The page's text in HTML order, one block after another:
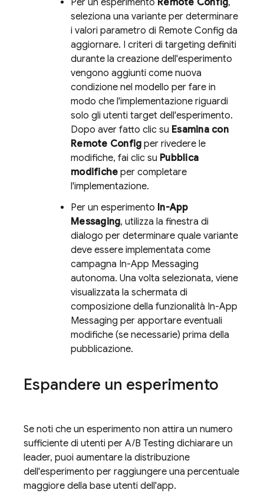
Per un esperimento Remote Config,
seleziona una variante per determinare
i valori parametro di Remote Config da
aggiornare. I criteri di targeting definiti
durante la creazione dell'esperimento
vengono aggiunti come nuova
condizione nel modello per fare in
modo che l'implementazione riguardi
solo gli utenti target dell'esperimento.
Dopo aver fatto clic su Esamina con
Remote Config per rivedere le
modifiche, fai clic su Pubblica
modifiche per completare
l'implementazione.
Per un esperimento In-App
Messaging, utilizza la finestra di
dialogo per determinare quale variante
deve essere implementata come
campagna In-App Messaging
autonoma. Una volta selezionata, viene
visualizzata la schermata di
composizione della funzionalità In-App
Messaging per apportare eventuali
modifiche (se necessarie) prima della
pubblicazione.
Espandere un esperimento
Se noti che un esperimento non attira un numero
sufficiente di utenti per A/B Testing dichiarare un
leader, puoi aumentare la distribuzione
dell'esperimento per raggiungere una percentuale
maggiore della base utenti dell'app.